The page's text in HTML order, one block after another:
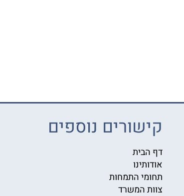
קישורים נוספים
דף הבית
אודותינו
תחומי התמחות
צוות המשרד